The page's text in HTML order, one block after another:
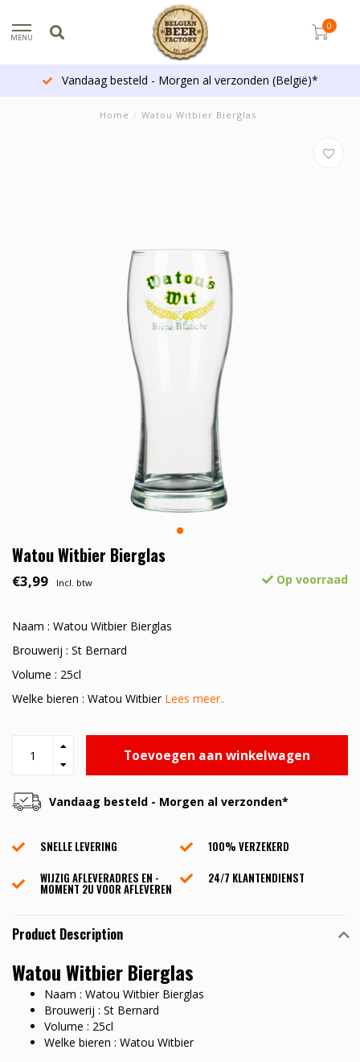
MENU
0
Vandaag besteld - Morgen al verzonden (België)*
Home / Watou Witbier Bierglas
Watou Witbier Bierglas
€3,99 Incl. btw Op voorraad
Naam : Watou Witbier Bierglas
Brouwerij : St Bernard
Volume : 25cl
Welke bieren : Watou Witbier Lees meer..
Toevoegen aan winkelwagen
Vandaag besteld - Morgen al verzonden*
SNELLE LEVERING
100% VERZEKERD
WIJZIG AFLEVERADRES EN -
MOMENT 2U VOOR AFLEVEREN
24/7 KLANTENDIENST
Product Description
Watou Witbier Bierglas
Naam : Watou Witbier Bierglas
Brouwerij : St Bernard
Volume : 25cl
Welke bieren : Watou Witbier